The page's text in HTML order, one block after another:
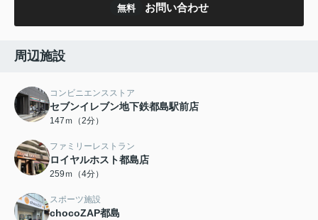
無料 お問い合わせ
周辺施設
コンビニエンスストア
セブンイレブン地下鉄都島駅前店
147ｍ（2分）
ファミリーレストラン
ロイヤルホスト都島店
259ｍ（4分）
スポーツ施設
chocoZAP都島